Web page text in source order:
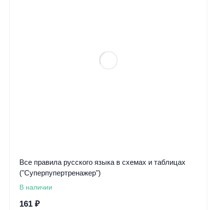
Все правила русского языка в схемах и таблицах
("Суперпупертренажер")
В наличии
161 ₽